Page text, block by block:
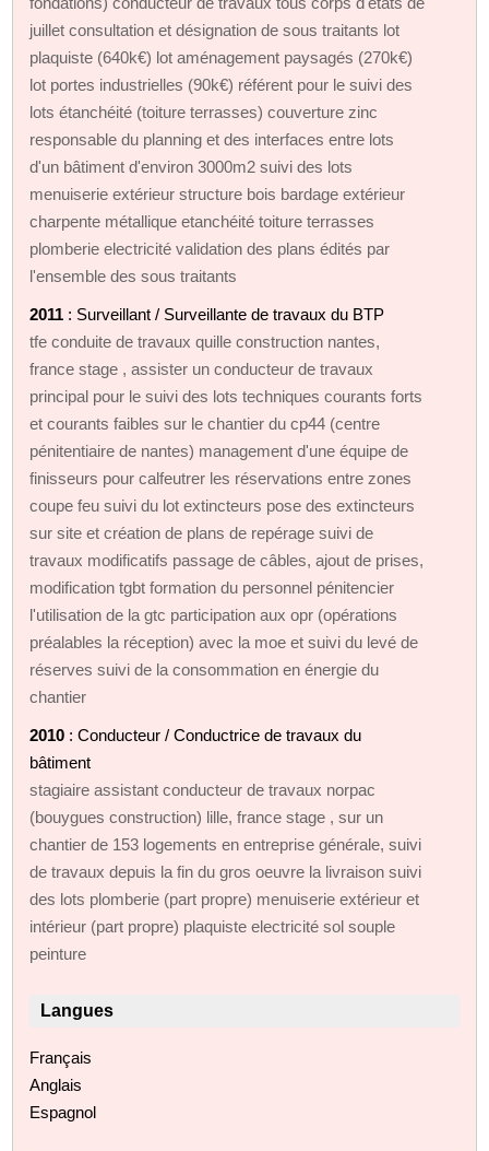
juillet consultation et désignation de sous traitants lot
plaquiste (640k€) lot aménagement paysagés (270k€)
lot portes industrielles (90k€) référent pour le suivi des
lots étanchéité (toiture terrasses) couverture zinc
responsable du planning et des interfaces entre lots
d'un bâtiment d'environ 3000m2 suivi des lots
menuiserie extérieur structure bois bardage extérieur
charpente métallique etanchéité toiture terrasses
plomberie electricité validation des plans édités par
l'ensemble des sous traitants
2011 : Surveillant / Surveillante de travaux du BTP
tfe conduite de travaux quille construction nantes,
france stage , assister un conducteur de travaux
principal pour le suivi des lots techniques courants forts
et courants faibles sur le chantier du cp44 (centre
pénitentiaire de nantes) management d'une équipe de
finisseurs pour calfeutrer les réservations entre zones
coupe feu suivi du lot extincteurs pose des extincteurs
sur site et création de plans de repérage suivi de
travaux modificatifs passage de câbles, ajout de prises,
modification tgbt formation du personnel pénitencier
l'utilisation de la gtc participation aux opr (opérations
préalables la réception) avec la moe et suivi du levé de
réserves suivi de la consommation en énergie du
chantier
2010 : Conducteur / Conductrice de travaux du
bâtiment
stagiaire assistant conducteur de travaux norpac
(bouygues construction) lille, france stage , sur un
chantier de 153 logements en entreprise générale, suivi
de travaux depuis la fin du gros oeuvre la livraison suivi
des lots plomberie (part propre) menuiserie extérieur et
intérieur (part propre) plaquiste electricité sol souple
peinture
Langues
Français
Anglais
Espagnol